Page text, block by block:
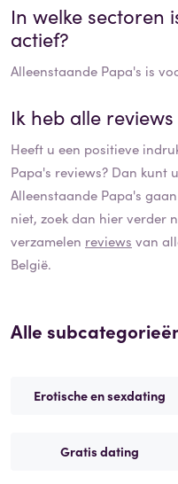
In welke sectoren
actief?
Alleenstaande Papa's is
Ik heb alle
Heeft u een positieve
Papa's reviews? Dan kunt
Alleenstaande Papa's
niet, zoek dan hier verder
verzamelen reviews van
België.
Alle
Erotische en sexdating
Gratis dating